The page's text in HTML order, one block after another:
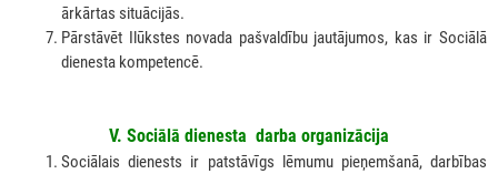
ārkārtas situācijās.
Pārstāvēt Ilūkstes novada pašvaldību jautājumos, kas ir Sociālā
dienesta kompetencē.
V. Sociālā dienesta darba organizācija
Sociālais dienests ir patstāvīgs lēmumu pieņemšanā, darbības